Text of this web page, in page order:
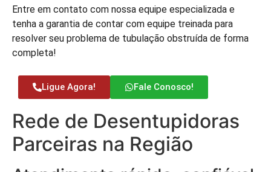
Entre em contato com nossa equipe especializada e
tenha a garantia de contar com equipe treinada para
resolver seu problema de tubulação obstruída de forma
completa!
Ligue Agora! Fale Conosco!
Rede de Desentupidoras
Parceiras na Região